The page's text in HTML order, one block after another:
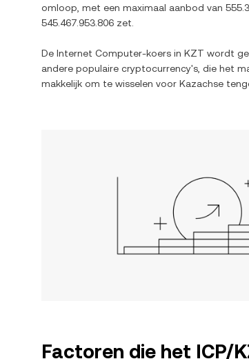
omloop, met een maximaal aanbod van
545.467.953.806 zet.
De Internet Computer-koers in KZT wordt
andere populaire cryptocurrency's, die het
makkelijk om te wisselen voor Kazachse
Factoren die het ICP/